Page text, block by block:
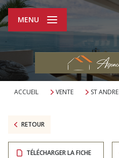
MENU
ACCUEIL VENTE ST ANDRE
RETOUR
TÉLÉCHARGER LA FICHE